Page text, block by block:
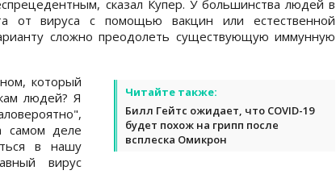
сказал Купер. У большинства людей в
от вируса с помощью вакцин или естественной
сложно преодолеть существующую иммунную
Читайте также:
Билл Гейтс ожидает, что COVID-19
будет похож на грипп после
всплеска Омикрон
который
людей? Я
самом деле
в нашу
вирус